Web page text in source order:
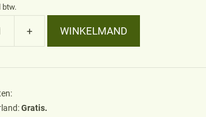
btw.
+ WINKELMAND
Gratis.